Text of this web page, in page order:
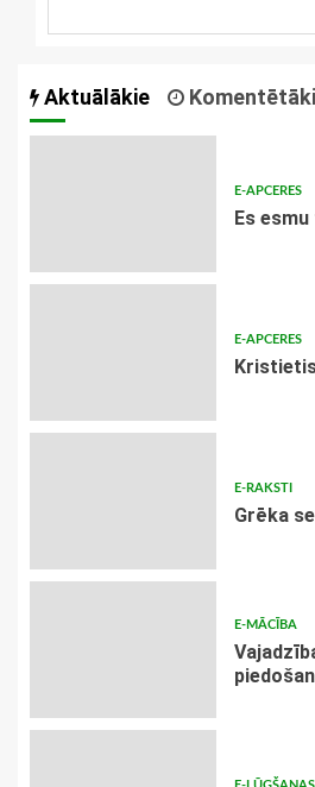
Aktuālākie
E-APCERES
Es
E-APCERES
E-RAKSTI
Grēka
E-MĀCĪBA